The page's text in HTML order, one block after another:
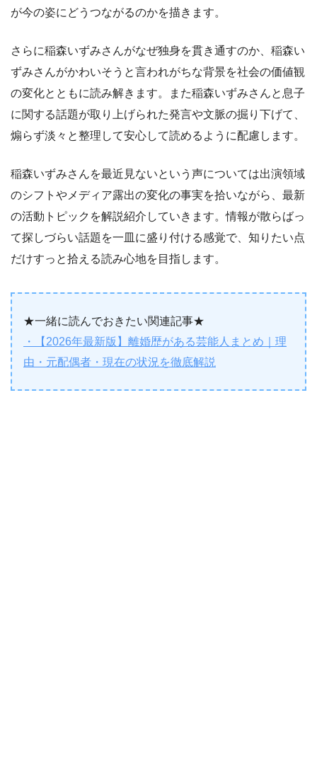
が今の姿にどうつながるのかを描きます。
さらに稲森いずみさんがなぜ独身を貫き通すのか、稲森い
ずみさんがかわいそうと言われがちな背景を社会の価値観
の変化とともに読み解きます。また稲森いずみさんと息子
に関する話題が取り上げられた発言や文脈の掘り下げて、
煽らず淡々と整理して安心して読めるように配慮します。
稲森いずみさんを最近見ないという声については出演領域
のシフトやメディア露出の変化の事実を拾いながら、最新
の活動トピックを解説紹介していきます。情報が散らばっ
て探しづらい話題を一皿に盛り付ける感覚で、知りたい点
だけすっと拾える読み心地を目指します。
★一緒に読んでおきたい関連記事★
・【2026年最新版】離婚歴がある芸能人まとめ｜理
由・元配偶者・現在の状況を徹底解説